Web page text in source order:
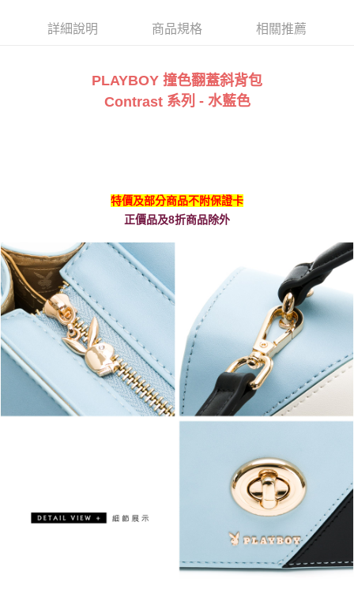
詳細說明 商品規格 相關推薦
PLAYBOY 撞色翻蓋斜背包
Contrast 系列 - 水藍色
特價及部分商品不附保證卡
正價品及8折商品除外